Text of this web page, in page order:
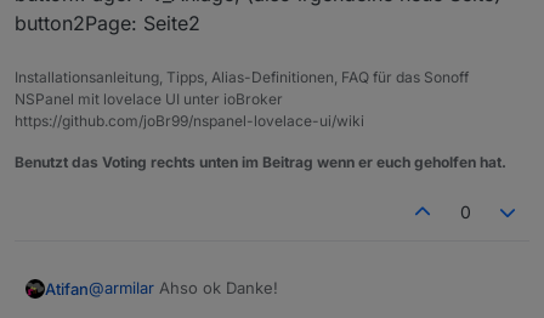
button2Page: Seite2
Installationsanleitung, Tipps, Alias-Definitionen, FAQ für das Sonoff
NSPanel mit lovelace UI unter ioBroker
https://github.com/joBr99/nspanel-lovelace-ui/wiki
Benutzt das Voting rechts unten im Beitrag wenn er euch geholfen hat.
0
Atifan@armilar Ahso ok Danke!